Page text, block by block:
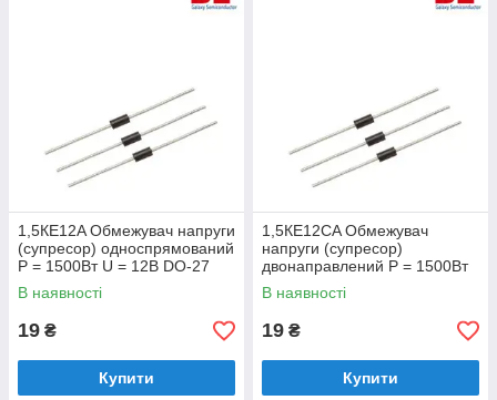
1,5КЕ12A Обмежувач напруги
(супресор) односпрямований
Р = 1500Вт U = 12В DO-27
В наявності
19 ₴
Купити
1,5КЕ12CA Обмежувач
напруги (супресор)
двонаправлений Р = 1500Вт
U = 12В DO-27
В наявності
19 ₴
Купити